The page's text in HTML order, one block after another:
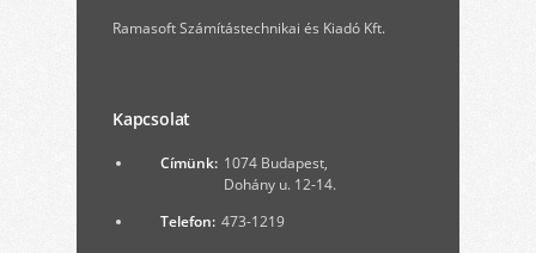
Ramasoft Számítástechnikai és Kiadó Kft.
Kapcsolat
Címünk: 1074 Budapest,
Dohány u. 12-14.
Telefon: 473-1219